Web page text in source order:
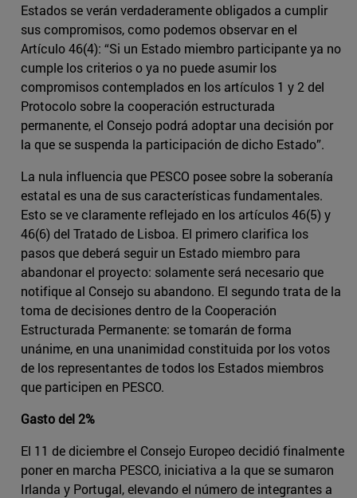
Estados se verán verdaderamente obligados a cumplir
sus compromisos, como podemos observar en el
Artículo 46(4): “Si un Estado miembro participante ya no
cumple los criterios o ya no puede asumir los
compromisos contemplados en los artículos 1 y 2 del
Protocolo sobre la cooperación estructurada
permanente, el Consejo podrá adoptar una decisión por
la que se suspenda la participación de dicho Estado”.
La nula influencia que PESCO posee sobre la soberanía
estatal es una de sus características fundamentales.
Esto se ve claramente reflejado en los artículos 46(5) y
46(6) del Tratado de Lisboa. El primero clarifica los
pasos que deberá seguir un Estado miembro para
abandonar el proyecto: solamente será necesario que
notifique al Consejo su abandono. El segundo trata de la
toma de decisiones dentro de la Cooperación
Estructurada Permanente: se tomarán de forma
unánime, en una unanimidad constituida por los votos
de los representantes de todos los Estados miembros
que participen en PESCO.
Gasto del 2%
El 11 de diciembre el Consejo Europeo decidió finalmente
poner en marcha PESCO, iniciativa a la que se sumaron
Irlanda y Portugal, elevando el número de integrantes a